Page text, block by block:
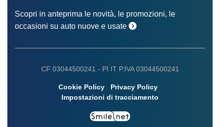
Scopri in anteprima le novità, le promozioni, le
occasioni su auto nuove e usate
CF 03044500241 - PI IT P.IVA 03044500241
Cookie Policy
Privacy Policy
Impostazioni di tracciamento